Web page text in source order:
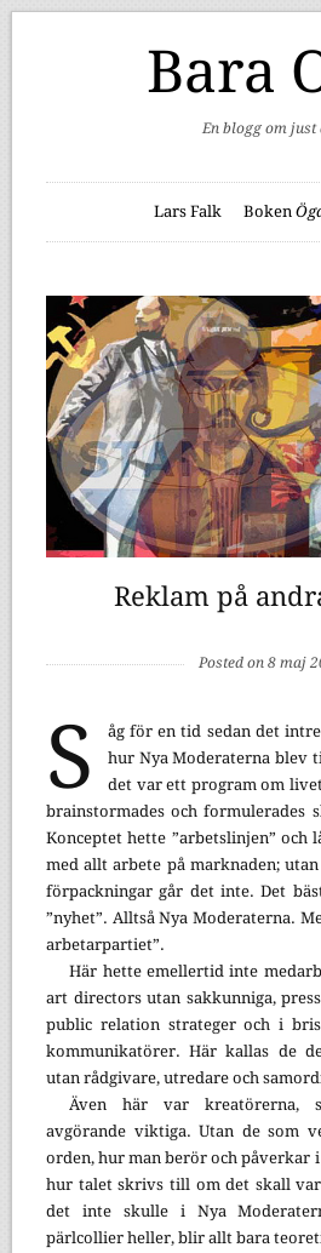
Bara
En blogg om just
Lars Falk Boken
Reklam på
Posted on 8 maj
S
åg för en tid sedan det
hur Nya Moderaterna blev
det var ett program om
brainstormades och formulerades
Konceptet hette ”arbetslinjen” och
med allt arbete på marknaden;
förpackningar går det inte. Det
”nyhet”. Alltså Nya Moderaterna.
arbetarpartiet”.
Här hette emellertid inte
art directors utan sakkunniga,
public relation strateger och i
kommunikatörer. Här kallas de
utan rådgivare, utredare och
Även här var kreatörerna,
avgörande viktiga. Utan de som
orden, hur man berör och påverkar
hur talet skrivs till om det skall
det inte skulle i Nya
pärlcollier heller, blir allt bara